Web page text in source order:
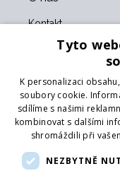
Kontakt
Obchodní
Naši partneři
Formulář pro
Vrácení zboží
Doprava
Tyto
K personalizaci
soubory cookie.
sdílíme s našimi
kombinovat s dalšími
shromáždili při
NEZBYTNĚ